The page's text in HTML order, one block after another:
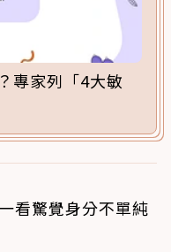
專家列「4大敏
看驚覺身分不單純